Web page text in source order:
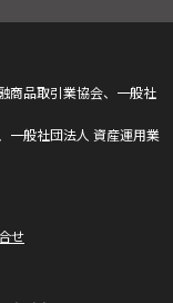
商品取引業協会、一般社
一般社団法人 資産運用業
せ